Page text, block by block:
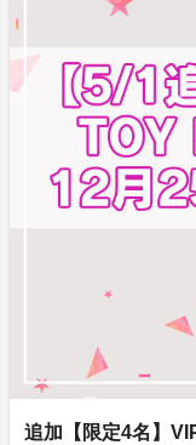
追加【限定4名】